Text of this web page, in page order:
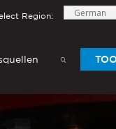
Region: